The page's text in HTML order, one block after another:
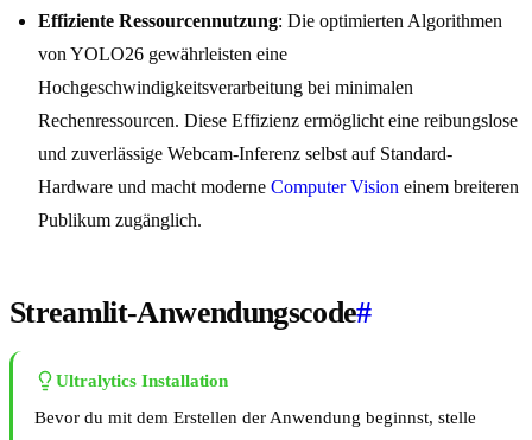
Effiziente Ressourcennutzung: Die optimierten Algorithmen
von YOLO26 gewährleisten eine
Hochgeschwindigkeitsverarbeitung bei minimalen
Rechenressourcen. Diese Effizienz ermöglicht eine reibungslose
und zuverlässige Webcam-Inferenz selbst auf Standard-
Hardware und macht moderne Computer Vision einem breiteren
Publikum zugänglich.
Streamlit-Anwendungscode#
Ultralytics Installation
Bevor du mit dem Erstellen der Anwendung beginnst, stelle